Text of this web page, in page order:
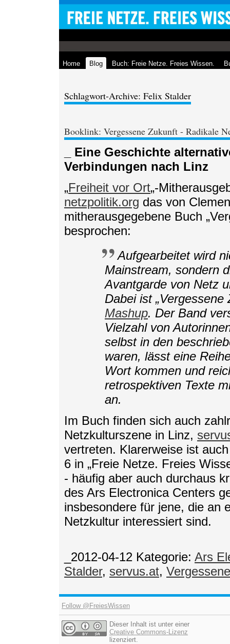
Home Blog Buch: Freie Netze. Freies Wissen.
Schlagwort-Archive: Felix Stalder
Booklink: Vergessene Zukunft - Radikale
_ Eine Geschichte
Verbindungen nach Linz
„Freiheit vor Ort„-
netzpolitik.org das von
mitherausgegebene Buch
besprochen:
Aufgearbeitet wird
Mainstream, sondern
Avantgarde von Netz
Dabei ist „Vergessene
Mashup. Der Band
Vielzahl von
selbst in den
waren, lässt eine
Wort kommen und
retrospektiven Texte
an.
Im Buch finden sich auch
Netzkulturszene in Linz,
vertreten. Klarerweise ist
6 in „Freie Netze. Freies
- häufig aber auch durchaus
des Ars Electronica Centers
insbesondere für jene, die an
Netzkultur interessiert sind.
_2012-04-12 Kategorie: Ars
Stalder, servus.at,
Follow @FreiesWissen
Dieser Inhalt ist unter einer
Creative Commons-Lizenz
lizenziert.